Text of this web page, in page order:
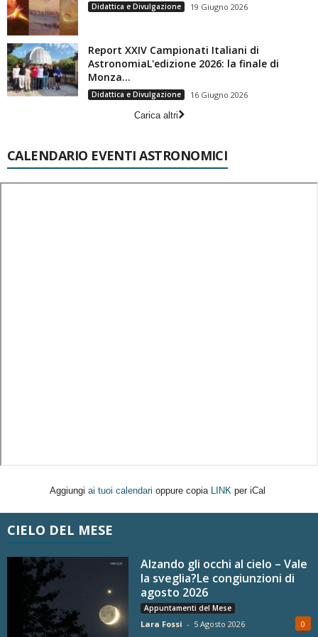
Didattica e Divulgazione 19 Giugno 2026
Report XXIV Campionati Italiani di
AstronomiaL'edizione 2026: la finale di
Monza...
Didattica e Divulgazione
16 Giugno 2026
Carica altri
CALENDARIO EVENTI ASTRONOMICI
Aggiungi ai tuoi calendari oppure copia LINK per iCal
CIELO DEL MESE
Alzando gli occhi al cielo – Vale
la sveglia?Le congiunzioni di
agosto 2026
Appuntamenti del Mese
Lara Fossi - 5 Agosto 2026 0